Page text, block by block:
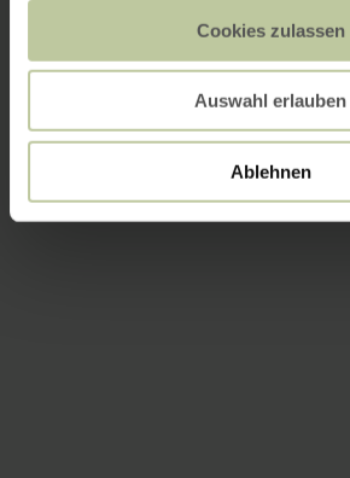
Cookies zulassen
Auswahl erlauben
Ablehnen